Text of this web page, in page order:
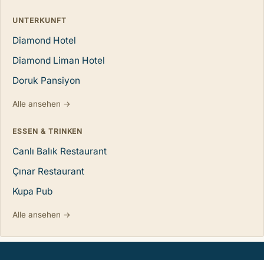
UNTERKUNFT
Diamond Hotel
Diamond Liman Hotel
Doruk Pansiyon
Alle ansehen →
ESSEN & TRINKEN
Canlı Balık Restaurant
Çınar Restaurant
Kupa Pub
Alle ansehen →